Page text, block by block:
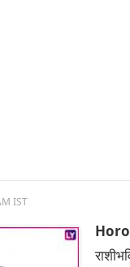
IST